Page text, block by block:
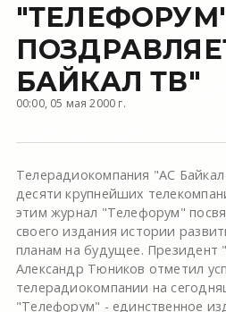
БАЙКАЛ ТВ"
00:00, 05 мая 2000 г.
Телерадиокомпания "АС
десяти крупнейших
этим журнал "Телефорум"
своего издания истории
планам на будущее. Президент
Александр Тюников отметил
телерадиокомпании на
"Телефорум" - единственное